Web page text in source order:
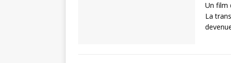
Un film
La